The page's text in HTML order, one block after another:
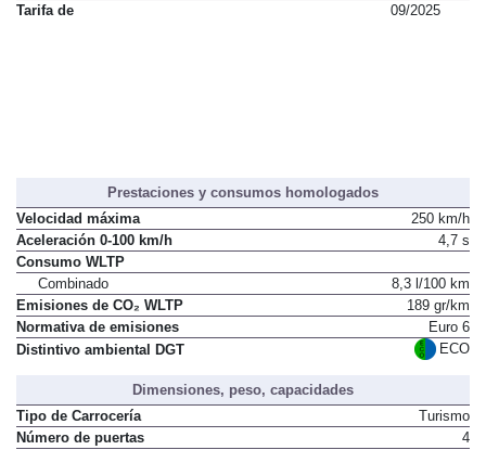
Tarifa de
09/2025
Prestaciones y consumos homologados
Velocidad máxima
250 km/h
Aceleración 0-100 km/h
4,7 s
Consumo WLTP
Combinado
8,3 l/100 km
Emisiones de CO₂ WLTP
189 gr/km
Normativa de emisiones
Euro 6
Distintivo ambiental DGT
ECO
Dimensiones, peso, capacidades
Tipo de Carrocería
Turismo
Número de puertas
4